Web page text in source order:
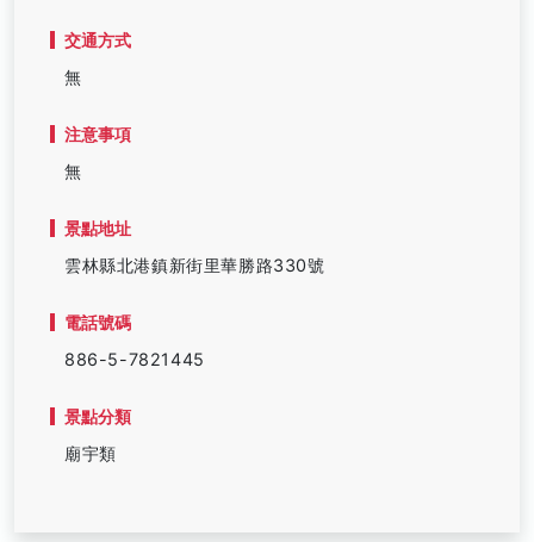
交通方式
無
注意事項
無
景點地址
雲林縣北港鎮新街里華勝路330號
電話號碼
886-5-7821445
景點分類
廟宇類